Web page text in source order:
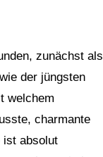
zunächst als
der jüngsten
welchem
charmante
ist absolut